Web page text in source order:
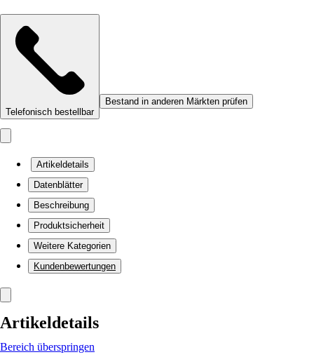
Telefonisch bestellbar
Bestand in anderen Märkten prüfen
Artikeldetails
Datenblätter
Beschreibung
Produktsicherheit
Weitere Kategorien
Kundenbewertungen
Artikeldetails
Bereich überspringen